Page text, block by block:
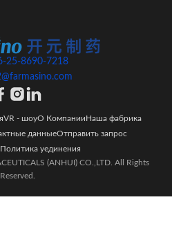
25-8690-7218
VR - шоуО КомпанииНаша фабрика
данныеОтправить запрос
Политика уединения
(ANHUI) CO.,LTD. All Rights
Reserved.